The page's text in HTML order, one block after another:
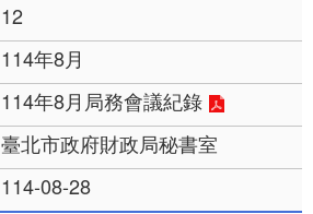
12
114年8月
114年8月局務會議紀錄
臺北市政府財政局秘書室
114-08-28